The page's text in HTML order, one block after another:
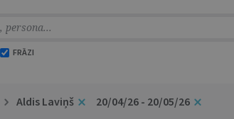
FRĀZI
Aldis Laviņš 20/04/26 - 20/05/26